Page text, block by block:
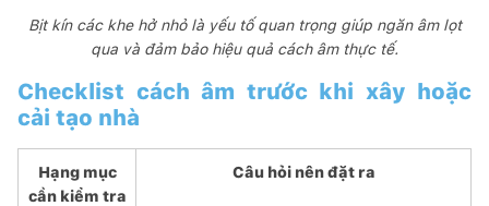
Bịt kín các khe hở nhỏ là yếu tố quan trọng giúp ngăn âm lọt
qua và đảm bảo hiệu quả cách âm thực tế.
Checklist cách âm trước khi xây hoặc
cải tạo nhà
Hạng mục
cần kiểm tra
Câu hỏi nên đặt ra